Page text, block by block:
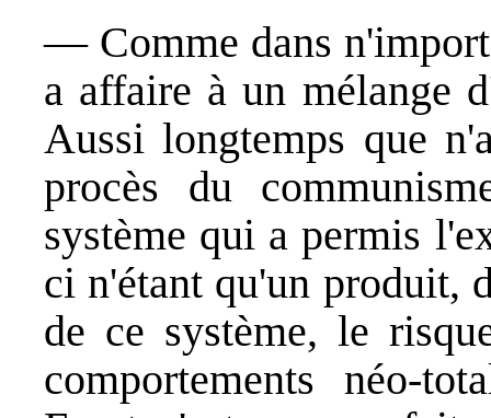
— Comme dans
a affaire à un mélange
Aussi longtemps que
procès du
système qui a permis
ci n'étant qu'un produit,
de ce système, le
comportements néo-